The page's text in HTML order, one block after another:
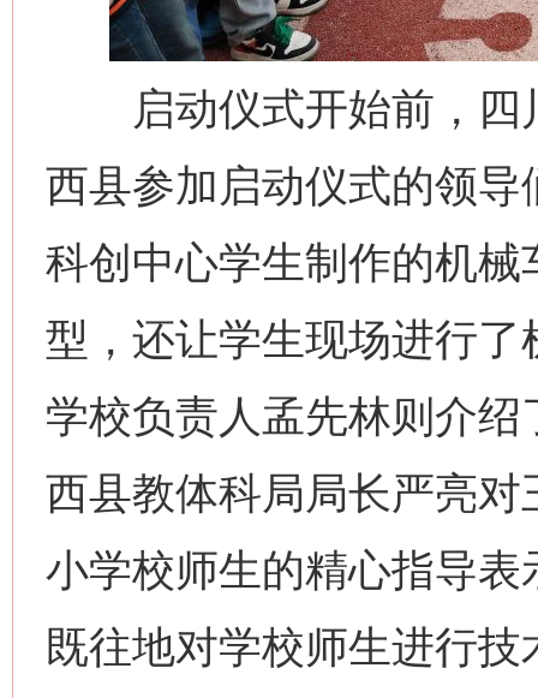
启动仪式开始前，四
西县参加启动仪式的领
科创中心学生制作的机
型，还让学生现场进行
学校负责人孟先林则介
西县教体科局局长严亮
小学校师生的精心指导
既往地对学校师生进行